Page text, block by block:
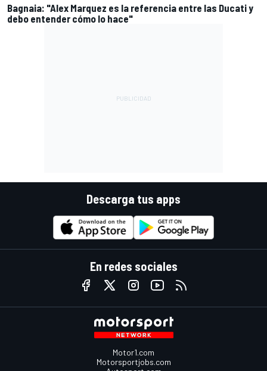
Bagnaia: "Alex Marquez es la referencia entre las Ducati y
debo entender cómo lo hace"
Descarga tus apps
En redes sociales
Motor1.com
Motorsportjobs.com